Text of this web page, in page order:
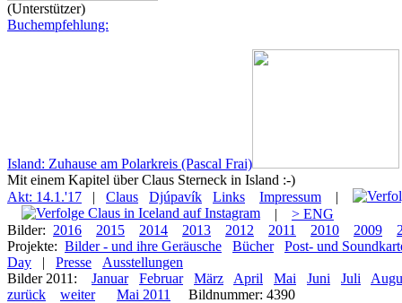
(Unterstützer)
Buchempfehlung:
Island: Zuhause am Polarkreis (Pascal Frai)
Mit einem Kapitel über Claus Sterneck in Island :-)
Akt: 14.1.'17
| Claus Djúpavík Links Impressum
|
|
> ENG
Bilder: 2016 2015 2014 2013 2012 2011 2010 2009
Projekte: Bilder - und ihre Geräusche Bücher
Post- und
Day
| Presse
Ausstellungen
Bilder 2011:
Januar Februar März April Mai Juni Juli
zurück
weiter Mai 2011 Bildnummer: 4390